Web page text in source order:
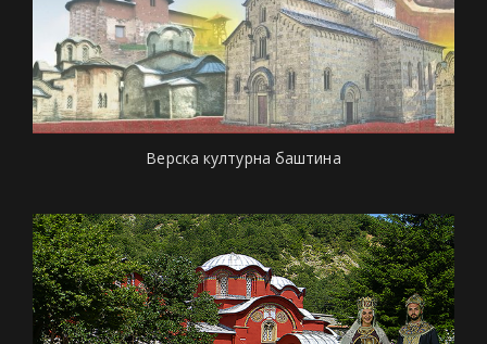
Верска културна баштина